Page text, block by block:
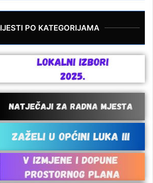
PO KATEGORIJAMA